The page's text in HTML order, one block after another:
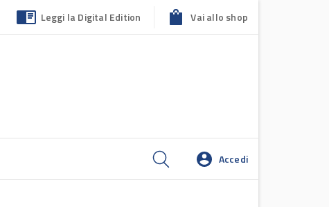
Leggi la Digital Edition Vai allo shop
Accedi